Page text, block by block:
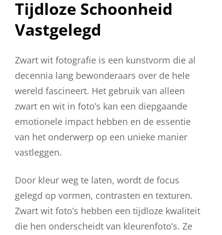
Tijdloze Schoonheid
Vastgelegd
Zwart wit fotografie is een kunstvorm die al
decennia lang bewonderaars over de hele
wereld fascineert. Het gebruik van alleen
zwart en wit in foto’s kan een diepgaande
emotionele impact hebben en de essentie
van het onderwerp op een unieke manier
vastleggen.
Door kleur weg te laten, wordt de focus
gelegd op vormen, contrasten en texturen.
Zwart wit foto’s hebben een tijdloze kwaliteit
die hen onderscheidt van kleurenfoto’s. Ze